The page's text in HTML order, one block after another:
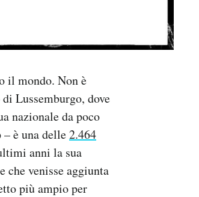
il mondo. Non è
Lussemburgo, dove
nazionale da poco
è una delle2.464
anni la sua
che venisse aggiunta
più ampio per